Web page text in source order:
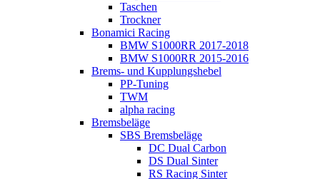
Taschen
Trockner
Bonamici Racing
BMW S1000RR 2017-2018
BMW S1000RR 2015-2016
Brems- und Kupplungshebel
PP-Tuning
TWM
alpha racing
Bremsbeläge
SBS Bremsbeläge
DC Dual Carbon
DS Dual Sinter
RS Racing Sinter